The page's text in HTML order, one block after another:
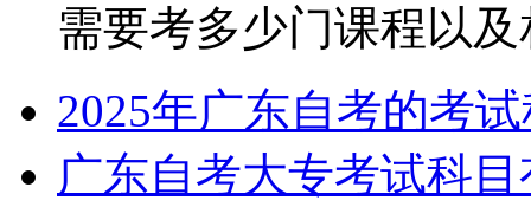
需要考多少门课程以及
2025年广东自考的考
广东自考大专考试科